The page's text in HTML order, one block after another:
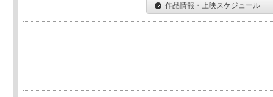
作品情報・上映スケジュール